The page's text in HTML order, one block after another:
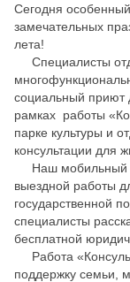
Сегодня
замечательных
лета!
Специалисты
социальный приют
рамках работы
парке культуры и
консультации для
Наш мобильный
выездной работы
государственной
специалисты
бесплатной
Работа
поддержку семьи,